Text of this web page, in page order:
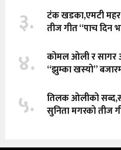
३.
टंक खडका,एमटी महर
तीज गीत “पाच दिन
४.
कोमल ओली र सागर
“झुम्का खस्यो”
५.
तिलक ओलीको
सुनिता मगरको तीज